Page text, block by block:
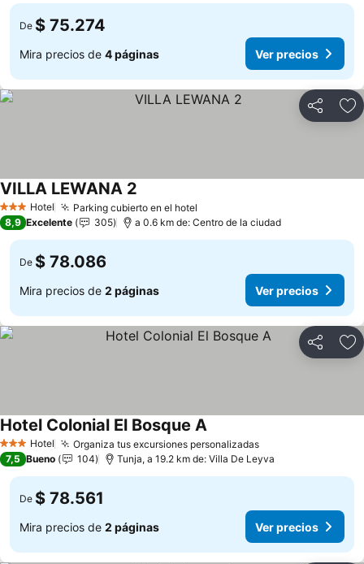
De $ 75.274
Mira precios de 4 páginas Ver precios
Compartir
3 Estrellas
Hotel Parking cubierto en el hotel
VILLA LEWANA 2
8,9 Excelente 305 a 0.6 km de: Centro de la ciudad
De $ 78.086
Mira precios de 2 páginas Ver precios
Compartir
3 Estrellas
Hotel Organiza tus excursiones personalizadas
Hotel Colonial El Bosque A
7,5 Bueno 104 Tunja, a 19.2 km de: Villa De Leyva
De $ 78.561
Mira precios de 2 páginas Ver precios